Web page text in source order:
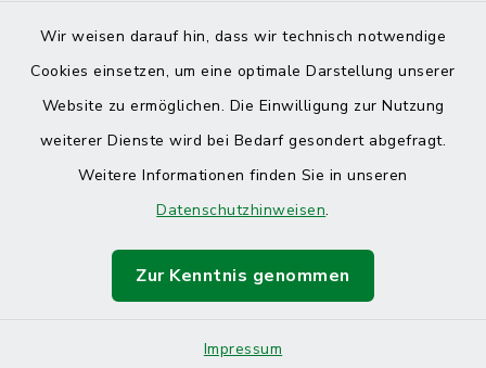
Wir weisen darauf hin, dass wir technisch notwendige
Cookies einsetzen, um eine optimale Darstellung unserer
Website zu ermöglichen. Die Einwilligung zur Nutzung
weiterer Dienste wird bei Bedarf gesondert abgefragt.
Weitere Informationen finden Sie in unseren
Datenschutzhinweisen.
Zur Kenntnis genommen
Impressum
Datenschutz
Impressum
Sitemap
Cookie-Einstellungen